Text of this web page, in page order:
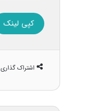
کپی لینک
اشتراک گذاری